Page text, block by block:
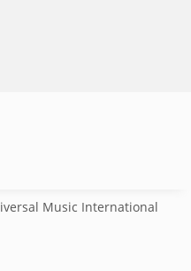
Music International